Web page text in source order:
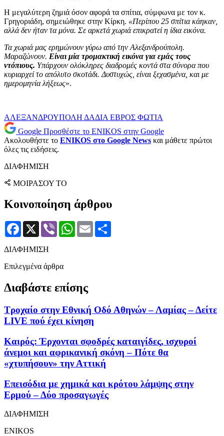
Η μεγαλύτερη ζημιά όσον αφορά τα σπίτια, σύμφωνα με τον κ.
Γρηγοριάδη, σημειώθηκε στην Κίρκη. «Περίπου 25 σπίτια κάηκαν,
αλλά δεν ήταν τα μόνα. Σε αρκετά χωριά επικρατεί η ίδια εικόνα.
Τα χωριά μας ερημώνουν γύρω από την Αλεξανδρούπολη.
Μαραζώνουν. Είναι μία τρομακτική εικόνα για εμάς τους
ντόπιους. Υπάρχουν ολόκληρες διαδρομές κοντά στα σύνορα που
κυριαρχεί το απόλυτο σκοτάδι. Δυστυχώς, είναι ξεχασμένα, και με
ημερομηνία λήξεως».
ΑΛΕΞΑΝΔΡΟΥΠΟΛΗ ΔΑΔΙΑ ΕΒΡΟΣ ΦΩΤΙΑ
Google Προσθέστε το ENIKOS στην Google
Ακολουθήστε το ENIKOS στο Google News και μάθετε πρώτοι
όλες τις ειδήσεις.
ΔΙΑΦΗΜΙΣΗ
ΜΟΙΡΑΣΟΥ ΤΟ
Κοινοποίηση άρθρου
Facebook
X Viber WhatsApp
Email
ΔΙΑΦΗΜΙΣΗ
Επιλεγμένα άρθρα
Διαβάστε επίσης
Τροχαίο στην Εθνική Οδό Αθηνών – Λαμίας – Δείτε
LIVE πού έχει κίνηση
Καιρός: Έρχονται σφοδρές καταιγίδες, ισχυροί
άνεμοι και αφρικανική σκόνη – Πότε θα
«χτυπήσουν» την Αττική
Επεισόδια με χημικά και κρότου λάμψης στην
Ερμού – Δύο προσαγωγές
ΔΙΑΦΗΜΙΣΗ
ENIKOS